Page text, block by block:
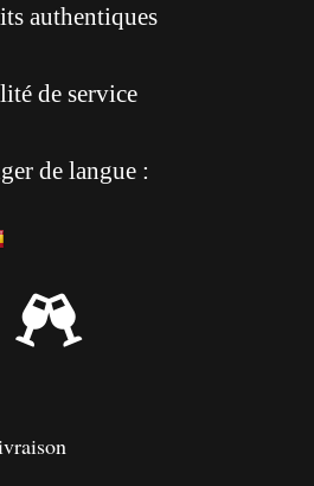
authentiques
de service
de langue :
